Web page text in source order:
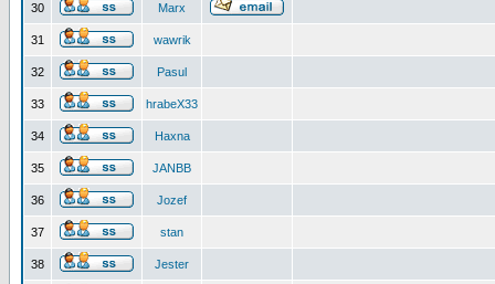
30 Marx
31 wawrik
32 Pasul
33 hrabeX33
34 Haxna
35 JANBB
36 Jozef
37 stan
38 Jester